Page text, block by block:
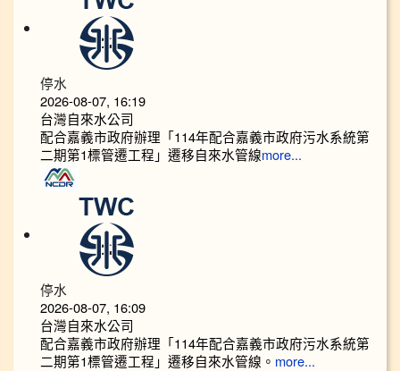
停水
2026-08-07, 16:19
台灣自來水公司
配合嘉義市政府辦理「114年配合嘉義市政府污水系統第
二期第1標管遷工程」遷移自來水管線more...
停水
2026-08-07, 16:09
台灣自來水公司
配合嘉義市政府辦理「114年配合嘉義市政府污水系統第
二期第1標管遷工程」遷移自來水管線。 more...